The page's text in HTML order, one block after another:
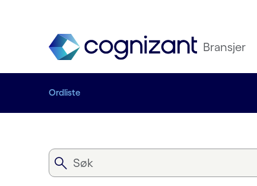
Bransjer
Ordliste